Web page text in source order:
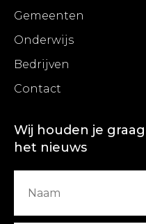
Gemeenten
Onderwijs
Bedrijven
Contact
Wij houden je
het nieuws